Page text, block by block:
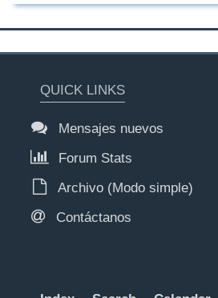
QUICK LINKS
Mensajes nuevos
Forum Stats
Archivo (Modo simple)
Contáctanos